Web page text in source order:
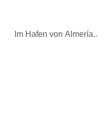
Im Hafen von Almería..